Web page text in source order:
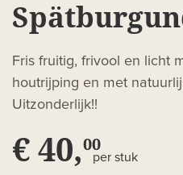
Fris fruitig, frivool en licht
houtrijping en met
Uitzonderlijk!!
€ 40,00
per stuk